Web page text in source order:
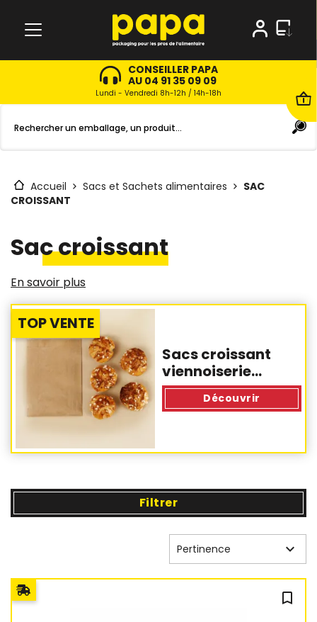
CONSEILLER PAPA
AU 04 91 35 09 09
Lundi - Vendredi 8h-12h / 14h-18h
Accueil Sacs et Sachets alimentaires
SAC
CROISSANT
Sac croissant
En savoir plus
TOP VENTE
Sacs croissant
viennoiserie...
Découvrir
Filtrer
Pertinence 
bookmark_outline